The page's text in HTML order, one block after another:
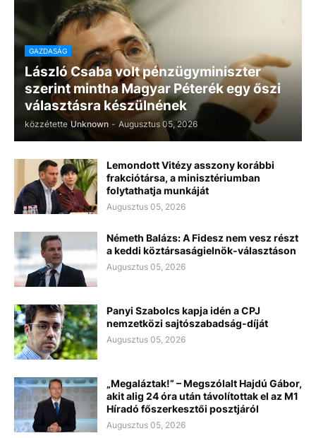
GAZDASÁG
László Csaba volt pénzügyminiszter
szerint mintha Magyar Péterék egy őszi
választásra készülnének
közzétette Unknown - Augusztus 05, 2026
Lemondott Vitézy asszony korábbi
frakciótársa, a minisztériumban
folytathatja munkáját
Augusztus 05, 2026
Németh Balázs: A Fidesz nem vesz részt
a keddi köztársaságielnök-választáson
Augusztus 05, 2026
Panyi Szabolcs kapja idén a CPJ
nemzetközi sajtószabadság-díját
Augusztus 05, 2026
„Megaláztak!” – Megszólalt Hajdú Gábor,
akit alig 24 óra után távolítottak el az M1
Híradó főszerkesztői posztjáról
Augusztus 05, 2026